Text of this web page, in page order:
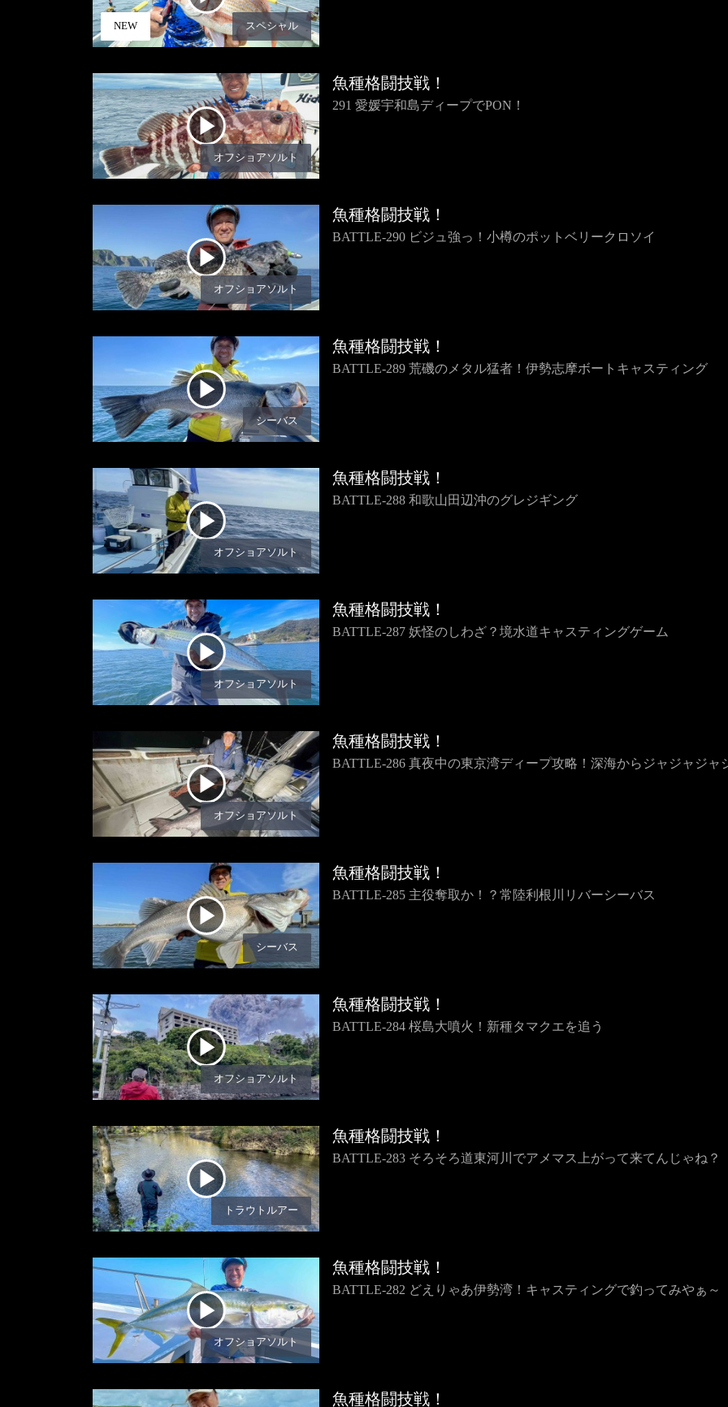
NEW スペシャル
オフショアソルト
魚種格闘技戦！
291 愛媛宇和島ディープでPON！
オフショアソルト
魚種格闘技戦！
BATTLE-290 ビジュ強っ！小樽のポットベリークロソイ
シーバス
魚種格闘技戦！
BATTLE-289 荒磯のメタル猛者！伊勢志摩ボートキャスティング
オフショアソルト
魚種格闘技戦！
BATTLE-288 和歌山田辺沖のグレジギング
オフショアソルト
魚種格闘技戦！
BATTLE-287 妖怪のしわざ？境水道キャスティングゲーム
オフショアソルト
魚種格闘技戦！
BATTLE-286 真夜中の東京湾ディープ攻略！深海からジャジャジャ
シーバス
魚種格闘技戦！
BATTLE-285 主役奪取か！？常陸利根川リバーシーバス
オフショアソルト
魚種格闘技戦！
BATTLE-284 桜島大噴火！新種タマクエを追う
トラウトルアー
魚種格闘技戦！
BATTLE-283 そろそろ道東河川でアメマス上がって来てんじゃね？
オフショアソルト
魚種格闘技戦！
BATTLE-282 どえりゃあ伊勢湾！キャスティングで釣ってみやぁ～
魚種格闘技戦！